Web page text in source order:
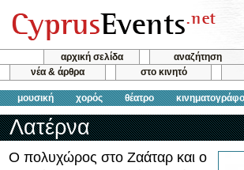
αρχική σελίδα αναζήτηση
νέα & άρθρα
στο κινητό
μουσική χορός θέατρο
Λατέρνα
Ο πολυχώρος στο Ζαάταρ και ο